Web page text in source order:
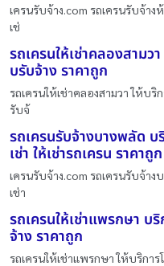
เครนรับจ้าง.com รถเครนรับจ้าง
เช่
รถเครนให้เช่าคลองสามว
บรับจ้าง ราคาถูก
รถเครนให้เช่าคลองสามวา ให้บริ
รับจ้
รถเครนรับจ้างบางพลัด บ
เช่า ให้เช่ารถเครน ราคาถูก
เครนรับจ้าง.com รถเครนรับจ้าง
เช่า
รถเครนให้เช่าแพรกษา บ
จ้าง ราคาถูก
รถเครนให้เช่าแพรกษา ให้บริการ